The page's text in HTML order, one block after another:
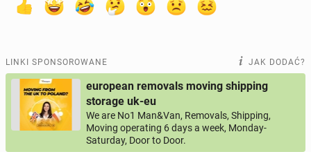
LINKI SPONSOROWANE JAK DODAĆ?
european removals moving shipping
storage uk-eu
We are No1 Man&Van, Removals, Shipping,
Moving operating 6 days a week, Monday-
Saturday, Door to Door.